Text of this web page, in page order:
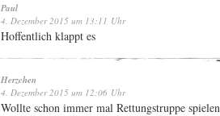
Paul
4. Dezember 2015 um 13:11 Uhr
Hoffentlich klappt es
Herzchen
4. Dezember 2015 um 12:06 Uhr
Wollte schon immer mal Rettungstruppe spielen